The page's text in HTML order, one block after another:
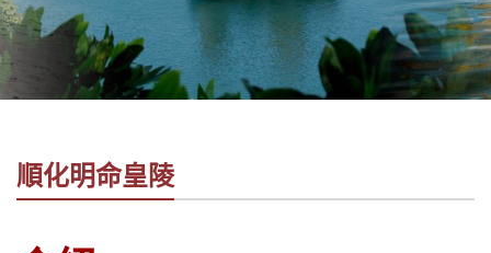
接
錫
遊
順化明命皇陵